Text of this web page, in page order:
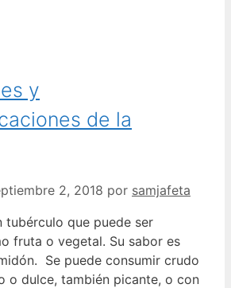
y
de la
2, 2018 por samjafeta
tubérculo que puede ser
fruta o vegetal. Su sabor es
Se puede consumir crudo
o dulce, también picante, o con